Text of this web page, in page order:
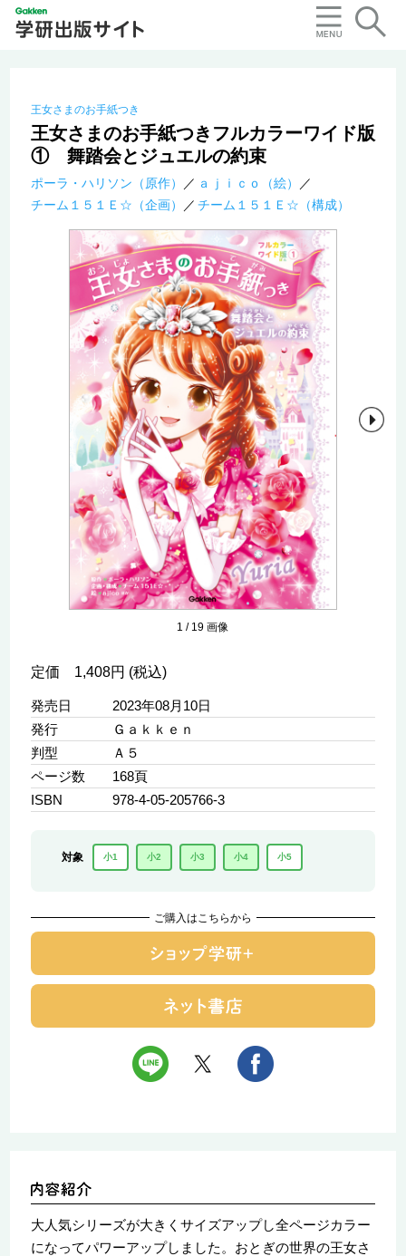
王女さまのお手紙つき
王女さまのお手紙つきフルカラーワイド版
① 舞踏会とジュエルの約束
ポーラ・ハリソン（原作）
ａｊｉｃｏ（絵）
チーム１５１Ｅ☆（企画）
チーム１５１Ｅ☆（構成）
1 / 19 画像
定価 1,408円 (税込)
発売日
2023年08月10日
発行
Ｇａｋｋｅｎ
判型
Ａ５
ページ数
168頁
ISBN
978-4-05-205766-3
対象 小1 小2 小3 小4 小5
ご購入はこちらから
大人気シリーズが大きくサイズアップし全ページカラー
になってパワーアップしました。おとぎの世界の王女さ